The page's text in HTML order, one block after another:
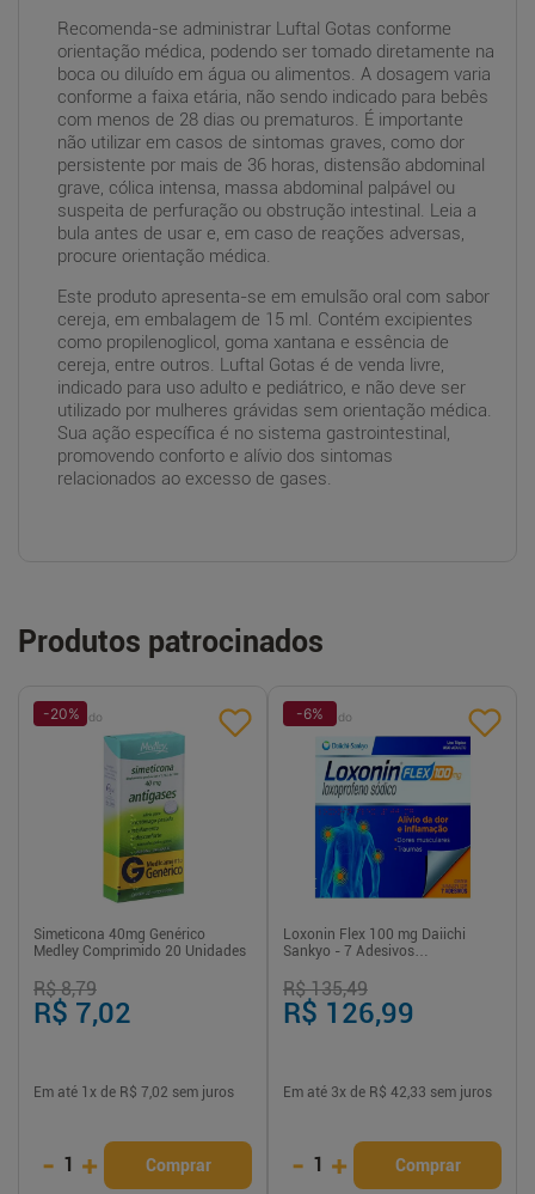
Recomenda-se administrar Luftal Gotas conforme
orientação médica, podendo ser tomado diretamente na
boca ou diluído em água ou alimentos. A dosagem varia
conforme a faixa etária, não sendo indicado para bebês
com menos de 28 dias ou prematuros. É importante
não utilizar em casos de sintomas graves, como dor
persistente por mais de 36 horas, distensão abdominal
grave, cólica intensa, massa abdominal palpável ou
suspeita de perfuração ou obstrução intestinal. Leia a
bula antes de usar e, em caso de reações adversas,
procure orientação médica.
Este produto apresenta-se em emulsão oral com sabor
cereja, em embalagem de 15 ml. Contém excipientes
como propilenoglicol, goma xantana e essência de
cereja, entre outros. Luftal Gotas é de venda livre,
indicado para uso adulto e pediátrico, e não deve ser
utilizado por mulheres grávidas sem orientação médica.
Sua ação específica é no sistema gastrointestinal,
promovendo conforto e alívio dos sintomas
relacionados ao excesso de gases.
Produtos patrocinados
Patrocinado
-20%
Simeticona 40mg Genérico
Medley Comprimido 20 Unidades
R$ 8,79
R$ 7,02
Em até 1 x de R$ 7,02 sem juros
- 1 + Comprar
Patrocinado
-6%
Loxonin Flex 100 mg Daiichi
Sankyo - 7 Adesivos
R$ 135,49
R$ 126,99
Em até 3x de R$ 42,33 sem juros
- 1 + Comprar